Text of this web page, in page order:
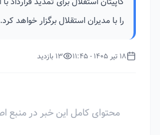
را با مدیران استقلال برگزار خواهد کرد.
18 تیر 1405 - 11:45 13 بازدید
محتوای کامل این خبر در